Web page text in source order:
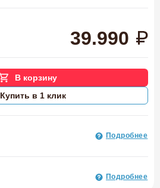
39.990
В корзину
Купить в 1 клик
Подробнее
Подробнее